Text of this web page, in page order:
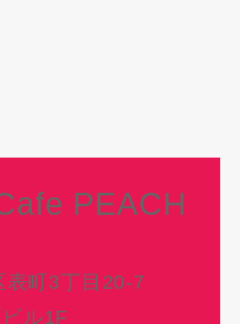
PEACH
表町3丁目20-7
ル1F